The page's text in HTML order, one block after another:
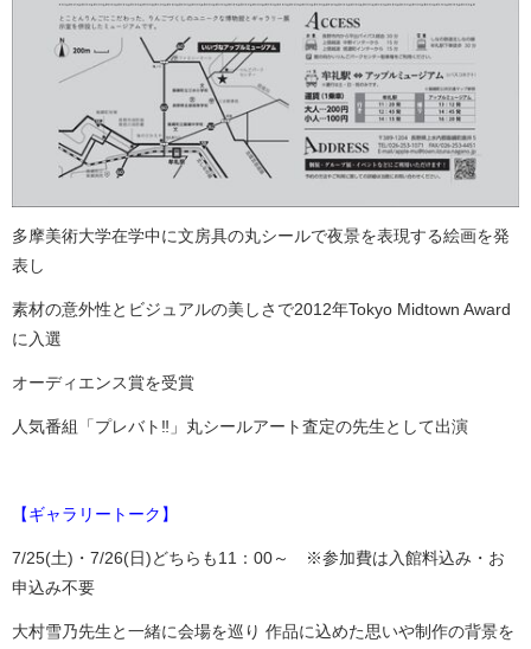
多摩美術大学在学中に文房具の丸シールで夜景を表現する絵画を発
表し
素材の意外性とビジュアルの美しさで2012年Tokyo Midtown Award
に入選
オーディエンス賞を受賞
人気番組「プレバト‼」丸シールアート査定の先生として出演
【ギャラリートーク】
7/25(土)・7/26(日)どちらも11：00～ ※参加費は入館料込み・お
申込み不要
大村雪乃先生と一緒に会場を巡り 作品に込めた思いや制作の背景を